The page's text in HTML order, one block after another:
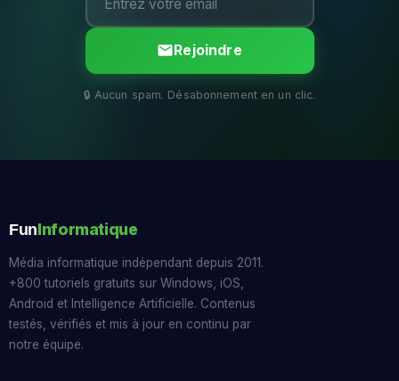
Rejoindre
FunInformatique
Média informatique indépendant depuis 2011.
+800 tutoriels gratuits sur Windows, iOS,
Android et Intelligence Artificielle. Contenus
testés, vérifiés et mis à jour en continu par
notre équipe.